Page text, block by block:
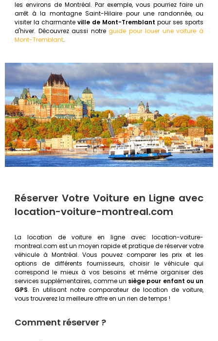
les environs de Montréal. Par exemple, vous pourriez faire un
arrêt à la montagne Saint-Hilaire pour une randonnée, ou
visiter la charmante ville de Mont-Tremblant pour ses sports
d'hiver. Découvrez aussi notreguide pour louer une voiture à
Mont-Tremblant.
Réserver Votre Voiture en Ligne avec
location-voiture-montreal.com
La location de voiture en ligne avec location-voiture-
montreal.com est un moyen rapide et pratique de réserver votre
véhicule à Montréal. Vous pouvez comparer les prix et les
options de différents fournisseurs, choisir le véhicule qui
correspond le mieux à vos besoins et même organiser des
services supplémentaires, comme un siège pour enfant ou un
GPS. En utilisant notre comparateur de location de voiture,
vous trouverez la meilleure offre en un rien de temps !
Comment réserver ?